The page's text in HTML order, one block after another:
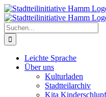
Zum
Inhalt
springen
Suche
nach:
Leichte Sprache
Über uns
Kulturladen
Stadtteilarchiv
Kita Kinderschlupf